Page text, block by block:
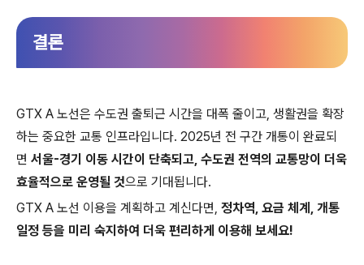
결론
GTX A 노선은 수도권 출퇴근 시간을 대폭 줄이고, 생활권을 확장
하는 중요한 교통 인프라입니다. 2025년 전 구간 개통이 완료되
면 서울-경기 이동 시간이 단축되고, 수도권 전역의 교통망이 더욱
효율적으로 운영될 것으로 기대됩니다.
GTX A 노선 이용을 계획하고 계신다면, 정차역, 요금 체계, 개통
일정 등을 미리 숙지하여 더욱 편리하게 이용해 보세요!